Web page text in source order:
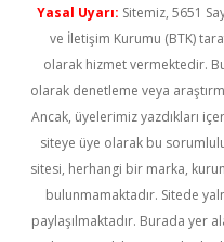
Yasal Uyarı: Sitemiz, 5651
ve İletişim Kurumu (BTK)
olarak hizmet vermektedir.
olarak denetleme veya
Ancak, üyelerimiz yazdıkları
siteye üye olarak bu
sitesi, herhangi bir marka,
bulunmamaktadır. Sitede
paylaşılmaktadır. Burada yer